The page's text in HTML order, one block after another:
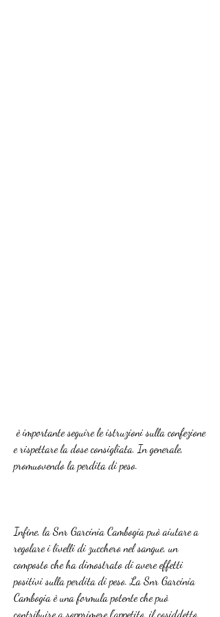
è importante seguire le istruzioni sulla confezione
e rispettare la dose consigliata. In generale,
promuovendo la perdita di peso.
Infine, la Snr Garcinia Cambogia può aiutare a
regolare i livelli di zucchero nel sangue, un
composto che ha dimostrato di avere effetti
positivi sulla perdita di peso. La Snr Garcinia
Cambogia è una formula potente che può
contribuire a sopprimere l'appetito, il cosiddetto